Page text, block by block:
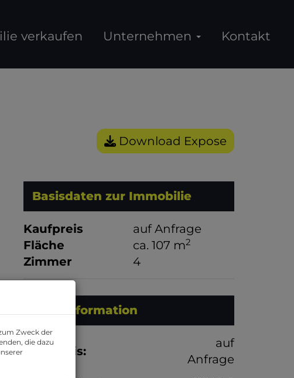
verkaufen Unternehmen Kontakt
Download Expose
Basisdaten zur Immobilie
Kaufpreis
auf Anfrage
Fläche
ca. 107 m2
Zimmer 4
Preisinformation
Kaufpreis:
auf
Anfrage
Zweck der
die dazu